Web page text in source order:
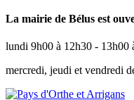
La mairie de Bélus est
lundi 9h00 à 12h30 - 13h00
mercredi, jeudi et vendredi